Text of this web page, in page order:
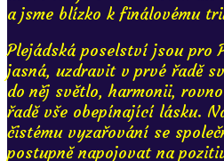
a jsme blízko k finálovému
Plejádská poselství jsou pro
jasná, uzdravit v prvé řadě
do něj světlo, harmonii,
řadě vše obepínající lásku.
čistému vyzařování se
postupně napojovat na